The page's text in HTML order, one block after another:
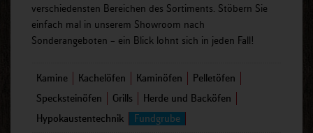
verschiedensten Bereichen des Sortiments. Stöbern Sie
einfach mal in unserem Showroom nach
Sonderangeboten – ein Blick lohnt sich in jeden Fall!
Kamine Kachelöfen Kaminöfen
Pelletöfen
Specksteinöfen
Grills
Herde und Backöfen
Hypokaustentechnik
Fundgrube